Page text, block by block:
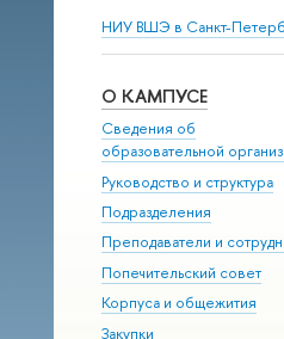
НИУ ВШЭ в Санкт-
О КАМПУСЕ
Сведения об
образовательной
Руководство и структура
Подразделения
Преподаватели и
Попечительский совет
Корпуса и общежития
Закупки